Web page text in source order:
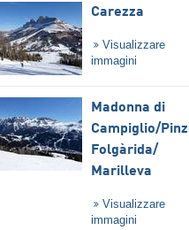
Carezza
Visualizzare
immagini
Madonna di
Campiglio/​
Folgàrida/​
Marilleva
Visualizzare
immagini